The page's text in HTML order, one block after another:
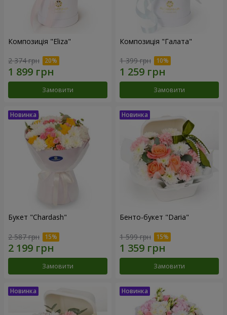
Композиція "Eliza"
2 374 грн
Замовити
Композиція "Галата"
1 399 грн
Замовити
Букет "Chardash"
2 587 грн
Замовити
Бенто-букет "Daria"
1 599 грн
Замовити